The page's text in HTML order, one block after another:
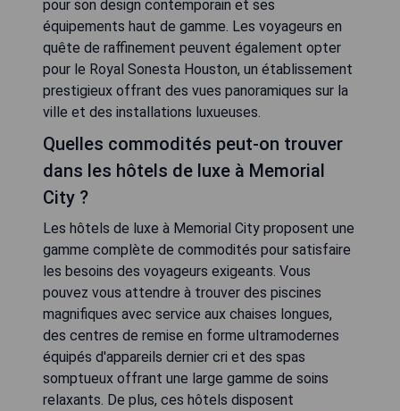
pour son design contemporain et ses
équipements haut de gamme. Les voyageurs en
quête de raffinement peuvent également opter
pour le Royal Sonesta Houston, un établissement
prestigieux offrant des vues panoramiques sur la
ville et des installations luxueuses.
Quelles commodités peut-on trouver
dans les hôtels de luxe à Memorial
City ?
Les hôtels de luxe à Memorial City proposent une
gamme complète de commodités pour satisfaire
les besoins des voyageurs exigeants. Vous
pouvez vous attendre à trouver des piscines
magnifiques avec service aux chaises longues,
des centres de remise en forme ultramodernes
équipés d'appareils dernier cri et des spas
somptueux offrant une large gamme de soins
relaxants. De plus, ces hôtels disposent